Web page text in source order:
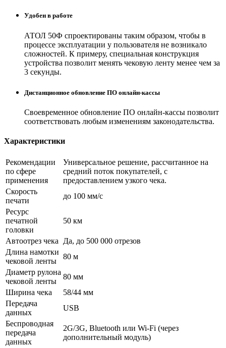
Удобен в работе
АТОЛ 50Ф спроектированы таким образом, чтобы в
процессе эксплуатации у пользователя не возникало
сложностей. К примеру, специальная конструкция
устройства позволит менять чековую ленту менее чем за
3 секунды.
Дистанционное обновление ПО онлайн-кассы
Своевременное обновление ПО онлайн-кассы позволит
соответствовать любым изменениям законодательства.
Характеристики
Рекомендации
по сфере
применения
Универсальное решение, рассчитанное на
средний поток покупателей, с
предоставлением узкого чека.
Скорость
печати
до 100 мм/с
Ресурс
печатной
головки
50 км
Автоотрез чека Да, до 500 000 отрезов
Длина намотки
чековой ленты
80 м
Диаметр рулона
чековой ленты
80 мм
Ширина чека
58/44 мм
Передача
данных
USB
Беспроводная
передача
данных
2G/3G, Bluetooth или Wi-Fi (через
дополнительный модуль)